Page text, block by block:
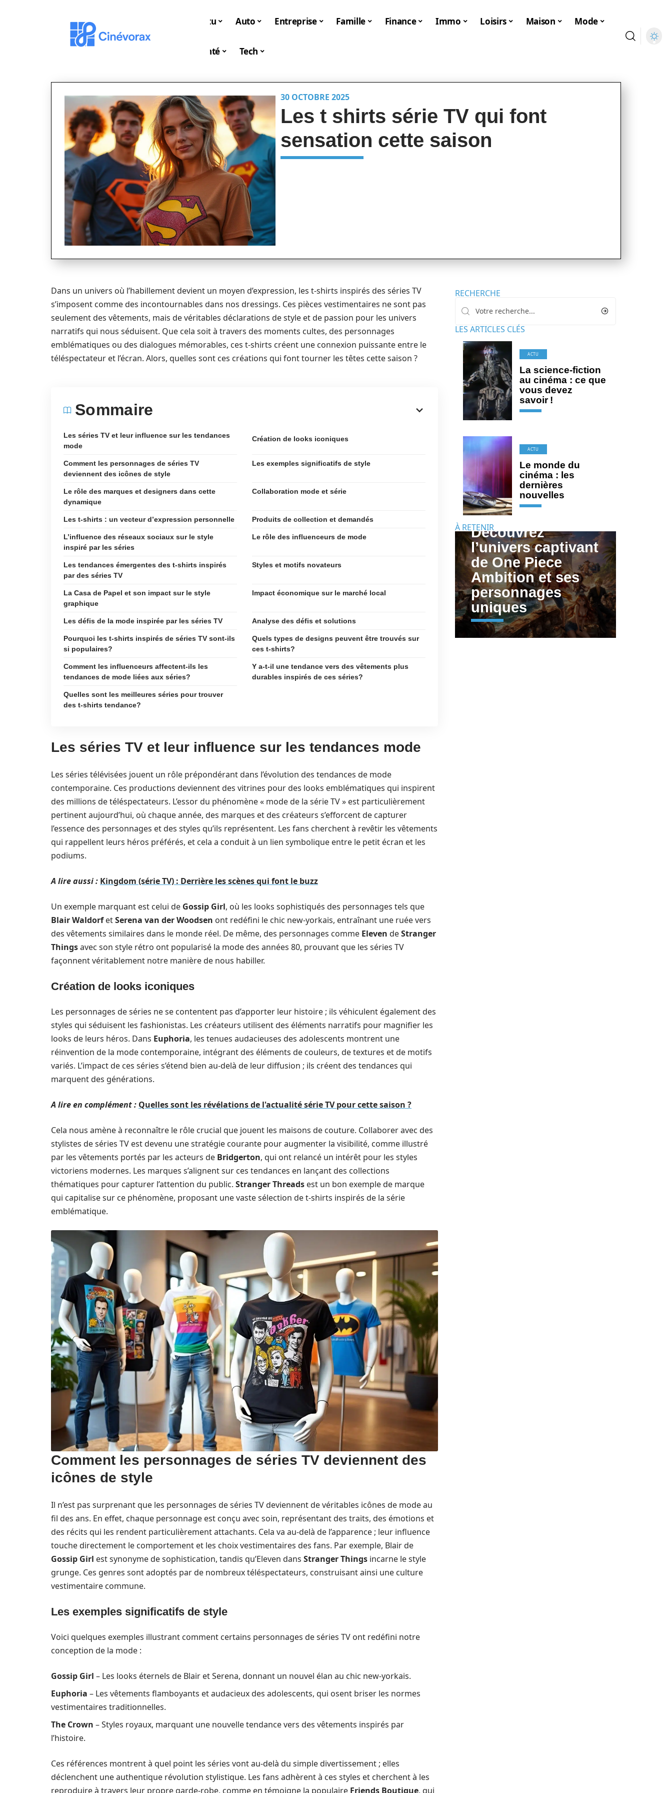
Actu Auto Entreprise Famille Finance Immo Loisirs Maison Mode
Santé Tech
30 OCTOBRE 2025
Les t shirts série TV qui font
sensation cette saison
Dans un univers où l’habillement devient un moyen d’expression, les t-shirts inspirés des séries TV
s’imposent comme des incontournables dans nos dressings. Ces pièces vestimentaires ne sont pas
seulement des vêtements, mais de véritables déclarations de style et de passion pour les univers
narratifs qui nous séduisent. Que cela soit à travers des moments cultes, des personnages
emblématiques ou des dialogues mémorables, ces t-shirts créent une connexion puissante entre le
téléspectateur et l’écran. Alors, quelles sont ces créations qui font tourner les têtes cette saison ?
Sommaire
Les séries TV et leur influence sur les tendances
mode
Création de looks iconiques
Comment les personnages de séries TV
deviennent des icônes de style
Les exemples significatifs de style
Le rôle des marques et designers dans cette
dynamique
Collaboration mode et série
Les t-shirts : un vecteur d’expression personnelle Produits de collection et demandés
L’influence des réseaux sociaux sur le style
inspiré par les séries
Le rôle des influenceurs de mode
Les tendances émergentes des t-shirts inspirés
par des séries TV
Styles et motifs novateurs
La Casa de Papel et son impact sur le style
graphique
Impact économique sur le marché local
Les défis de la mode inspirée par les séries TV Analyse des défis et solutions
Pourquoi les t-shirts inspirés de séries TV sont-ils
si populaires?
Quels types de designs peuvent être trouvés sur
ces t-shirts?
Comment les influenceurs affectent-ils les
tendances de mode liées aux séries?
Y a-t-il une tendance vers des vêtements plus
durables inspirés de ces séries?
Quelles sont les meilleures séries pour trouver
des t-shirts tendance?
Les séries TV et leur influence sur les tendances mode
Les séries télévisées jouent un rôle prépondérant dans l’évolution des tendances de mode
contemporaine. Ces productions deviennent des vitrines pour des looks emblématiques qui inspirent
des millions de téléspectateurs. L’essor du phénomène « mode de la série TV » est particulièrement
pertinent aujourd’hui, où chaque année, des marques et des créateurs s’efforcent de capturer
l’essence des personnages et des styles qu’ils représentent. Les fans cherchent à revêtir les vêtements
qui rappellent leurs héros préférés, et cela a conduit à un lien symbolique entre le petit écran et les
podiums.
A lire aussi : Kingdom (série TV) : Derrière les scènes qui font le buzz
Un exemple marquant est celui de Gossip Girl, où les looks sophistiqués des personnages tels que
Blair WaldorfetSerena van der Woodsen ont redéfini le chic new-yorkais, entraînant une ruée vers
des vêtements similaires dans le monde réel. De même, des personnages comme Eleven deStranger
Thingsavec son style rétro ont popularisé la mode des années 80, prouvant que les séries TV
façonnent véritablement notre manière de nous habiller.
Création de looks iconiques
Les personnages de séries ne se contentent pas d’apporter leur histoire ; ils véhiculent également des
styles qui séduisent les fashionistas. Les créateurs utilisent des éléments narratifs pour magnifier les
looks de leurs héros. Dans Euphoria, les tenues audacieuses des adolescents montrent une
réinvention de la mode contemporaine, intégrant des éléments de couleurs, de textures et de motifs
variés. L’impact de ces séries s’étend bien au-delà de leur diffusion ; ils créent des tendances qui
marquent des générations.
A lire en complément : Quelles sont les révélations de l'actualité série TV pour cette saison ?
Cela nous amène à reconnaître le rôle crucial que jouent les maisons de couture. Collaborer avec des
stylistes de séries TV est devenu une stratégie courante pour augmenter la visibilité, comme illustré
par les vêtements portés par les acteurs de Bridgerton, qui ont relancé un intérêt pour les styles
victoriens modernes. Les marques s’alignent sur ces tendances en lançant des collections
thématiques pour capturer l’attention du public. Stranger Threads est un bon exemple de marque
qui capitalise sur ce phénomène, proposant une vaste sélection de t-shirts inspirés de la série
emblématique.
Comment les personnages de séries TV deviennent des
icônes de style
Il n’est pas surprenant que les personnages de séries TV deviennent de véritables icônes de mode au
fil des ans. En effet, chaque personnage est conçu avec soin, représentant des traits, des émotions et
des récits qui les rendent particulièrement attachants. Cela va au-delà de l’apparence ; leur influence
touche directement le comportement et les choix vestimentaires des fans. Par exemple, Blair de
Gossip Girl est synonyme de sophistication, tandis qu’Eleven dans Stranger Things incarne le style
grunge. Ces genres sont adoptés par de nombreux téléspectateurs, construisant ainsi une culture
vestimentaire commune.
Les exemples significatifs de style
Voici quelques exemples illustrant comment certains personnages de séries TV ont redéfini notre
conception de la mode :
Gossip Girl – Les looks éternels de Blair et Serena, donnant un nouvel élan au chic new-yorkais.
Euphoria – Les vêtements flamboyants et audacieux des adolescents, qui osent briser les normes
vestimentaires traditionnelles.
The Crown – Styles royaux, marquant une nouvelle tendance vers des vêtements inspirés par
l’histoire.
Ces références montrent à quel point les séries vont au-delà du simple divertissement ; elles
déclenchent une authentique révolution stylistique. Les fans adhèrent à ces styles et cherchent à les
reproduire à travers leur propre garde-robe, comme en témoigne la populaire Friends Boutique, qui
RECHERCHE
LES ARTICLES CLÉS
ACTU
La science-fiction
au cinéma : ce que
vous devez
savoir !
ACTU
Le monde du
cinéma : les
dernières
nouvelles
À RETENIR
Découvrez
l’univers captivant
de One Piece
Ambition et ses
personnages
uniques